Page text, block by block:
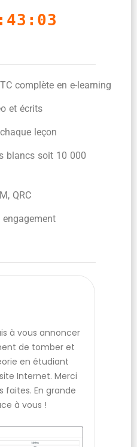
complète en e-learning
et écrits
leçon
blancs soit 10 000
QRC
engagement
à vous annoncer
de tomber et
en étudiant
Internet. Merci
faites. En grande
à vous !